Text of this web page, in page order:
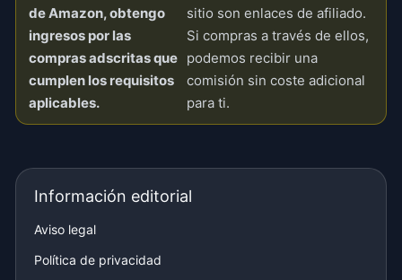
de Amazon, obtengo
ingresos por las
compras adscritas que
cumplen los requisitos
aplicables.
sitio son enlaces de afiliado.
Si compras a través de ellos,
podemos recibir una
comisión sin coste adicional
para ti.
Información editorial
Aviso legal
Política de privacidad